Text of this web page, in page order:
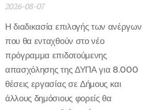
2026-08-07
Η διαδικασία επιλογής των ανέργων
που θα ενταχθούν στο νέο
πρόγραμμα επιδοτούμενης
απασχόλησης της ΔΥΠΑ για 8.000
θέσεις εργασίας σε Δήμους και
άλλους δημόσιους φορείς θα